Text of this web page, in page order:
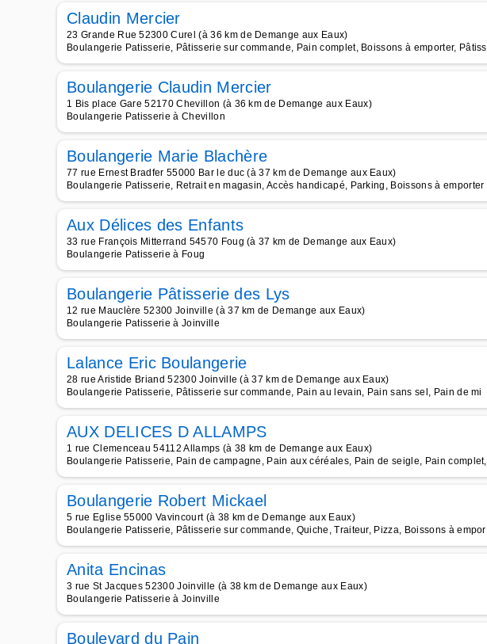
Claudin Mercier
23 Grande Rue 52300 Curel (à 36 km de Demange aux Eaux)
Boulangerie Patisserie, Pâtisserie sur commande, Pain complet, Boissons à emporter, Pâtiss
Boulangerie Claudin Mercier
1 Bis place Gare 52170 Chevillon (à 36 km de Demange aux Eaux)
Boulangerie Patisserie à Chevillon
Boulangerie Marie Blachère
77 rue Ernest Bradfer 55000 Bar le duc (à 37 km de Demange aux Eaux)
Boulangerie Patisserie, Retrait en magasin, Accès handicapé, Parking, Boissons à emporter
Aux Délices des Enfants
33 rue François Mitterrand 54570 Foug (à 37 km de Demange aux Eaux)
Boulangerie Patisserie à Foug
Boulangerie Pâtisserie des Lys
12 rue Mauclère 52300 Joinville (à 37 km de Demange aux Eaux)
Boulangerie Patisserie à Joinville
Lalance Eric Boulangerie
28 rue Aristide Briand 52300 Joinville (à 37 km de Demange aux Eaux)
Boulangerie Patisserie, Pâtisserie sur commande, Pain au levain, Pain sans sel, Pain de mi
AUX DELICES D ALLAMPS
1 rue Clemenceau 54112 Allamps (à 38 km de Demange aux Eaux)
Boulangerie Patisserie, Pain de campagne, Pain aux céréales, Pain de seigle, Pain complet,
Boulangerie Robert Mickael
5 rue Eglise 55000 Vavincourt (à 38 km de Demange aux Eaux)
Boulangerie Patisserie, Pâtisserie sur commande, Quiche, Traiteur, Pizza, Boissons à empor
Anita Encinas
3 rue St Jacques 52300 Joinville (à 38 km de Demange aux Eaux)
Boulangerie Patisserie à Joinville
Boulevard du Pain